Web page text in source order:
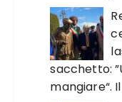
sacchetto:
mangiare“.